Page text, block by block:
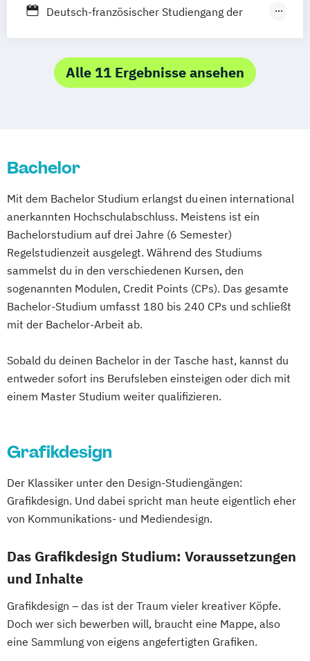
Berufsbegleitendes Präsenzstudium
Deutsch-französischer Studiengang der
Industrial Design
Instrumentalausbildung (verschiedene
Jazz|Improvising Artist
Kommunikationsdesign
Kunst- und Designwissenschaft
Leitung vokaler Ensembles (verschiedene
Studienrichtungen)
Musik des Mittelalters Musikpädagogik
Musikwissenschaft
Studienrichtungen)
Orchesterspiel
Photography Studies and Practice
Professional Media Creation
Professional Performance (Studienrichtung
Instrumental)
Regie
Alle 11 Ergebnisse ansehen
Bachelor
Mit dem Bachelor Studium erlangst du einen international
anerkannten Hochschulabschluss. Meistens ist ein
Bachelorstudium auf drei Jahre (6 Semester)
Regelstudienzeit ausgelegt. Während des Studiums
sammelst du in den verschiedenen Kursen, den
sogenannten Modulen, Credit Points (CPs). Das gesamte
Bachelor-Studium umfasst 180 bis 240 CPs und schließt
mit der Bachelor-Arbeit ab.
Sobald du deinen Bachelor in der Tasche hast, kannst du
entweder sofort ins Berufsleben einsteigen oder dich mit
einem Master Studium weiter qualifizieren.
Grafikdesign
Der Klassiker unter den Design-Studiengängen:
Grafikdesign. Und dabei spricht man heute eigentlich eher
von Kommunikations- und Mediendesign.
Das Grafikdesign Studium: Voraussetzungen
und Inhalte
Grafikdesign – das ist der Traum vieler kreativer Köpfe.
Doch wer sich bewerben will, braucht eine Mappe, also
eine Sammlung von eigens angefertigten Grafiken.